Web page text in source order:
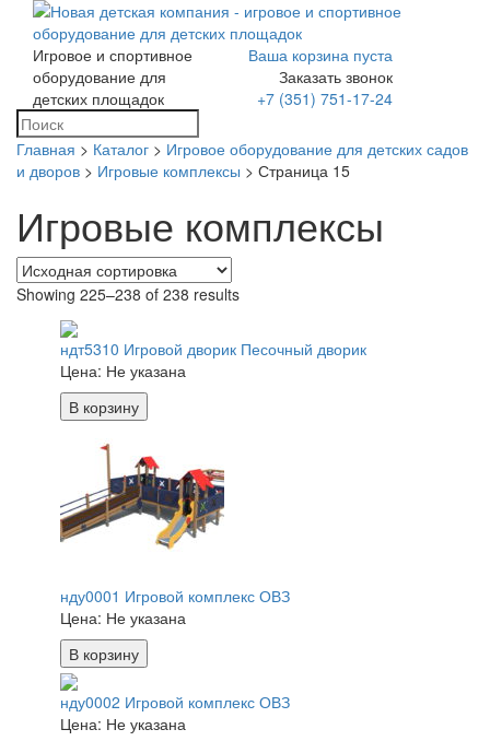
Игровое и спортивное
оборудование для
детских площадок
Ваша корзина пуста
Заказать звонок
+7 (351) 751-17-24
Главная > Каталог > Игровое оборудование для детских садов
и дворов > Игровые комплексы > Страница 15
Игровые комплексы
Showing 225–238 of 238 results
ндт5310 Игровой дворик Песочный дворик
Цена: Не указана
В корзину
нду0001 Игровой комплекс ОВЗ
Цена: Не указана
В корзину
нду0002 Игровой комплекс ОВЗ
Цена: Не указана